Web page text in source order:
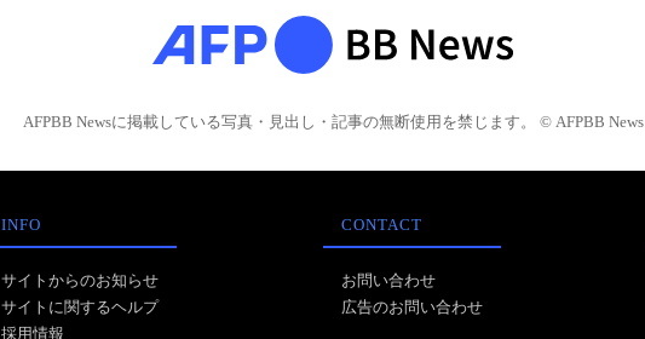
AFPBB Newsに掲載している写真・見出し・記事の無断使用を禁じます。 © AFPBB News
INFO
サイトからのお知らせ
サイトに関するヘルプ
採用情報
CONTACT
お問い合わせ
広告のお問い合わせ